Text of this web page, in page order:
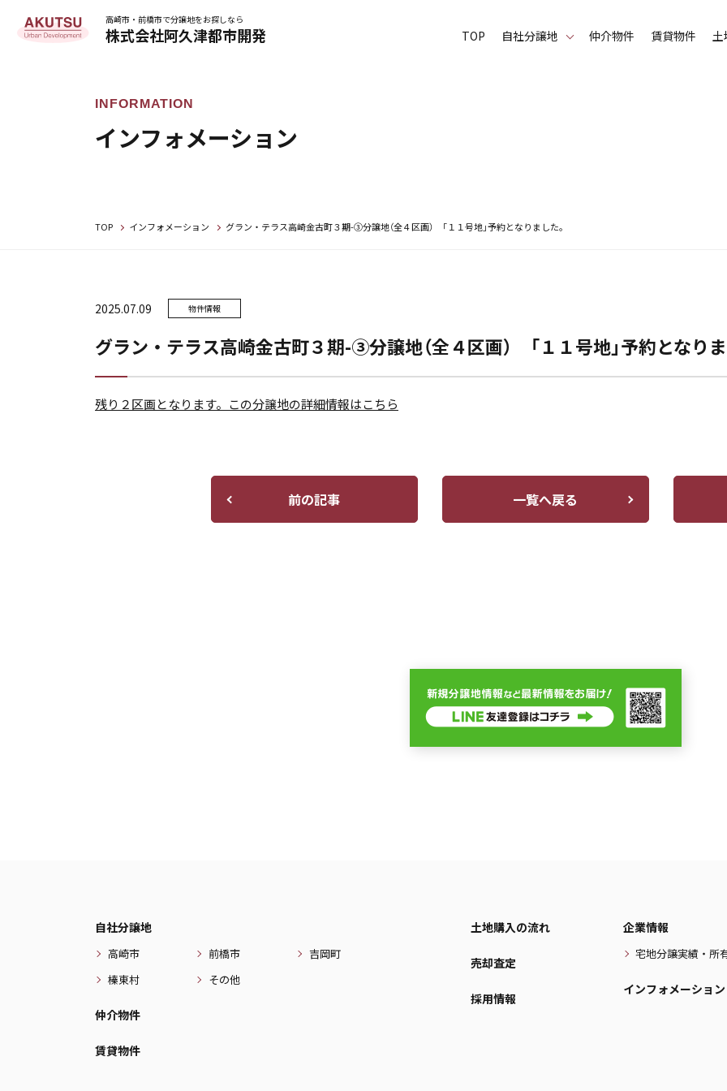
高崎市・前橋市で分譲地をお探しなら
株式会社阿久津都市開発 TOP ⾃社分譲地 仲介物件 賃貸物件 土
インフォメーション
TOP インフォメーション グラン・テラス高崎金古町３期-➂分譲地（全４区画） 「１１号地」予約となりました。
2025.07.09 物件情報
グラン・テラス高崎金古町３期-➂分譲地（全４区画） 「１１号地」予約となり
残り２区画となります。この分譲地の詳細情報はこちら
前の記事 一覧へ戻る
自社分譲地
高崎市 前橋市
吉岡町
榛東村
その他
仲介物件
賃貸物件
土地購入の流れ
売却査定
採用情報
企業情報
宅地分譲実績・所
インフォメーション